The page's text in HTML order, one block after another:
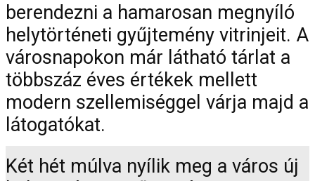
berendezni a hamarosan megnyíló
helytörténeti gyűjtemény vitrinjeit. A
városnapokon már látható tárlat a
többszáz éves értékek mellett
modern szellemiséggel várja majd a
látogatókat.
Két hét múlva nyílik meg a város új